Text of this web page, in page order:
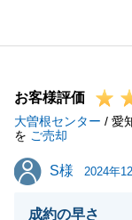
今回のご売却
しい部分もご
今後ともどうぞ
お客様評価
大曽根センター / 愛
を ご売却
S様
S様 2024年
成約の早さ